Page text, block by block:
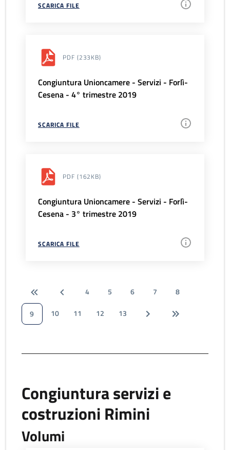
SCARICA FILE
PDF (233KB)
Congiuntura Unioncamere - Servizi - Forlì-
Cesena - 4° trimestre 2019
SCARICA FILE
PDF (162KB)
Congiuntura Unioncamere - Servizi - Forlì-
Cesena - 3° trimestre 2019
SCARICA FILE
4 5 6 7
8
9
10 11 12 13
Congiuntura servizi e
costruzioni Rimini
Volumi